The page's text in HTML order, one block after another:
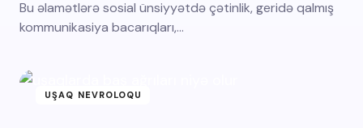
Bu əlamətlərə sosial ünsiyyətdə çətinlik, geridə qalmış
kommunikasiya bacarıqları,…
UŞAQ NEVROLOQU